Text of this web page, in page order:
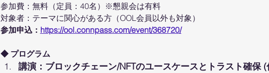
参加費：無料（定員：40名）※懇親会は有料
対象者：テーマに関心がある方（OOL会員以外も対象）
参加申込： https://ool.connpass.com/event/368720/
◆ プログラム
講演：ブロックチェーン/NFTのユースケースとトラスト確保 (